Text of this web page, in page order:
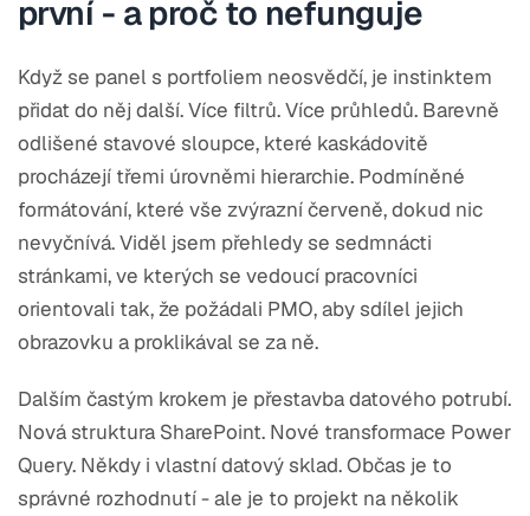
první - a proč to nefunguje
Když se panel s portfoliem neosvědčí, je instinktem
přidat do něj další. Více filtrů. Více průhledů. Barevně
odlišené stavové sloupce, které kaskádovitě
procházejí třemi úrovněmi hierarchie. Podmíněné
formátování, které vše zvýrazní červeně, dokud nic
nevyčnívá. Viděl jsem přehledy se sedmnácti
stránkami, ve kterých se vedoucí pracovníci
orientovali tak, že požádali PMO, aby sdílel jejich
obrazovku a proklikával se za ně.
Dalším častým krokem je přestavba datového potrubí.
Nová struktura SharePoint. Nové transformace Power
Query. Někdy i vlastní datový sklad. Občas je to
správné rozhodnutí - ale je to projekt na několik